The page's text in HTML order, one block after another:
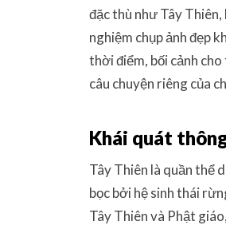
đặc thù như Tây
nghiệm chụp ảnh đẹp
thời điểm, bối cảnh
câu chuyện riêng của
Khái quát
Tây Thiên là quần thể
bọc bởi hệ sinh thái
Tây Thiên và Phật